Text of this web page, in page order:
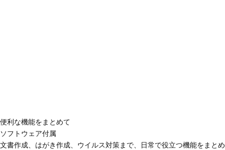
便利な機能をまとめて
ソフトウェア付属
文書作成、はがき作成、ウイルス対策まで、日常で役立つ機能をまと